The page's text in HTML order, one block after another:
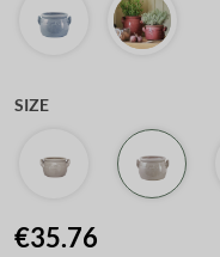
SIZE
€35.76